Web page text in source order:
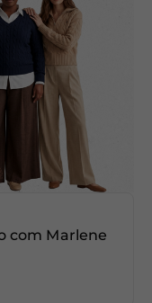
com Marlene